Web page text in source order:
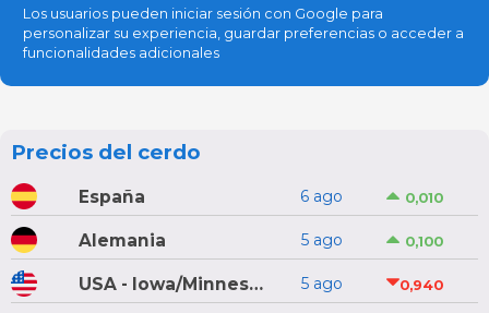
Los usuarios pueden iniciar sesión con Google para
personalizar su experiencia, guardar preferencias o acceder a
funcionalidades adicionales
Precios del cerdo
España 6 ago 0,010
Alemania 5 ago 0,100
USA - Iowa/Minnesota 5 ago 0,940